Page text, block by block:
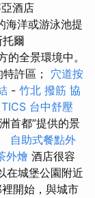
酒店
海洋或游泳池提
托爾
全景環境中。
許區； 穴道按
- 竹北 撥筋 協
台中舒壓
首都”提供的景
自助式餐點外
外燴 酒店很容
在城堡公園附近
開始，與城市